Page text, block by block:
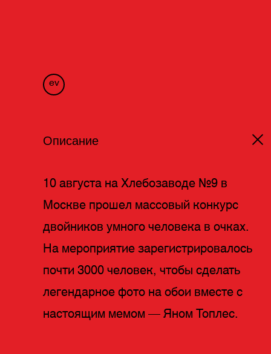
ev
Описание
10 августа на Хлебозаводе №9 в
Москве прошел массовый конкурс
двойников умного человека в очках.
На мероприятие зарегистрировалось
почти 3000 человек, чтобы сделать
легендарное фото на обои вместе с
настоящим мемом — Яном Топлес.